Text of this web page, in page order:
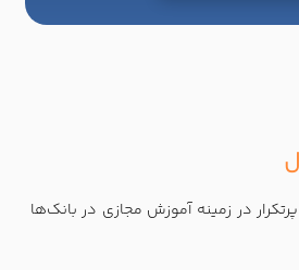
در زمینه آموزش مجازی در بانک‌ها